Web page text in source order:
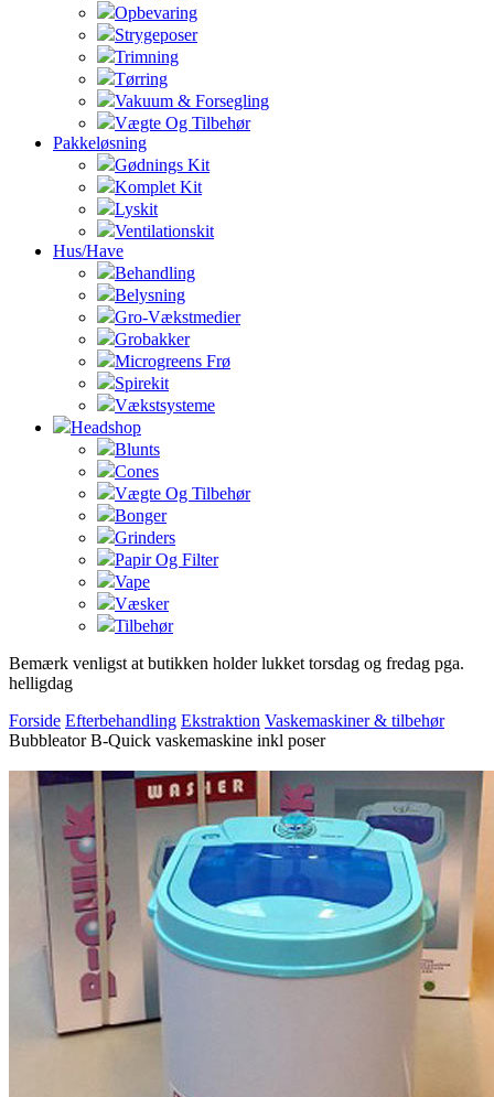
Opbevaring
Strygeposer
Trimning
Tørring
Vakuum & Forsegling
Vægte Og Tilbehør
Pakkeløsning
Gødnings Kit
Komplet Kit
Lyskit
Ventilationskit
Hus/Have
Behandling
Belysning
Gro-Vækstmedier
Grobakker
Microgreens Frø
Spirekit
Vækstsysteme
Headshop
Blunts
Cones
Vægte Og Tilbehør
Bonger
Grinders
Papir Og Filter
Vape
Væsker
Tilbehør
Bemærk venligst at butikken holder lukket torsdag og fredag pga.
helligdag
Forside Efterbehandling Ekstraktion Vaskemaskiner & tilbehør
Bubbleator B-Quick vaskemaskine inkl poser